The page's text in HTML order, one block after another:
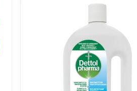
om de minimale en